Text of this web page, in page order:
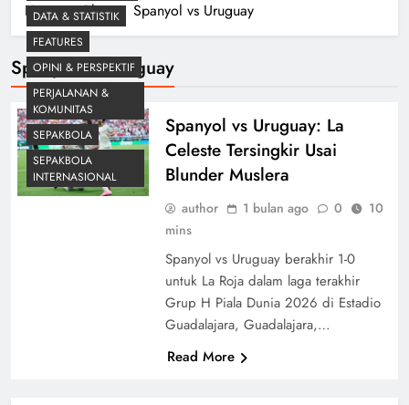
Home Blog Spanyol vs Uruguay
Spanyol Vs Uruguay
DATA & STATISTIK
FEATURES
OPINI & PERSPEKTIF
PERJALANAN &
KOMUNITAS
SEPAKBOLA
SEPAKBOLA
INTERNASIONAL
Spanyol vs Uruguay: La
Celeste Tersingkir Usai
Blunder Muslera
author 1 bulan ago 0
10
mins
Spanyol vs Uruguay berakhir 1-0
untuk La Roja dalam laga terakhir
Grup H Piala Dunia 2026 di Estadio
Guadalajara, Guadalajara,…
Read More